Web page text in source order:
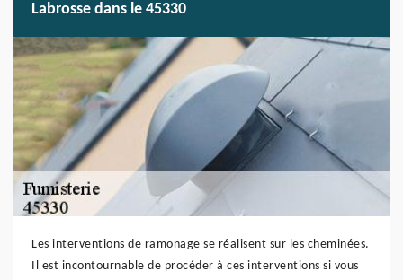
Labrosse dans le 45330
Les interventions de ramonage se réalisent sur les cheminées.
Il est incontournable de procéder à ces interventions si vous